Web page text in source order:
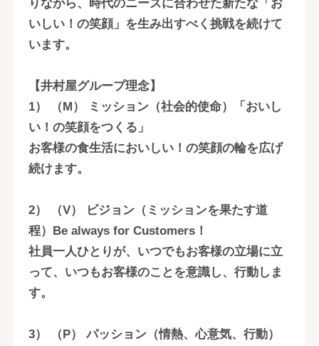
りながら、時代のニーズに合わせた新たな「お
いしい！の笑顔」を生み出すべく挑戦を続けて
います。
【井村屋グループ理念】
1） （M） ミッション（社会的使命）「おいし
い！の笑顔をつくる」
お客様の食生活においしい！の笑顔の輪を広げ
続けます。
2） （V） ビジョン（ミッションを果たす道
程）Be always for Customers！
社員一人ひとりが、いつでもお客様の立場に立
って、いつもお客様のことを意識し、行動しま
す。
3） （P） パッション（情熱、心意気、行動）